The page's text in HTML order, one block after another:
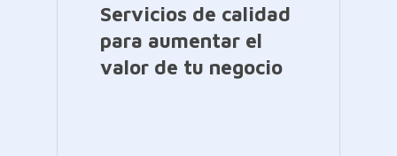
Servicios de calidad
para aumentar el
valor de tu negocio